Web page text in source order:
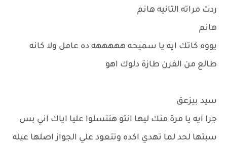
ردت مراته التانيه هانم
هانم
يووه كاتك ايه يا سميحه هههههه ده عامل ولا كانه
طالع من الفرن طازة دلوك اهو
سيد بيزعق
جرا ايه يا مرة منك ليها انتو هتتسلوا عليا اياك اني بس
سبتها لحد لما تهدي اكده وتتعود علي الجواز اصلها عيله